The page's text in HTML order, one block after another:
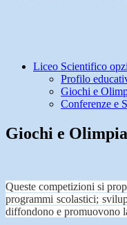
Liceo Scientifico
Profilo
Giochi e
Conferenze e
Giochi e
Queste competizioni si
programmi scolastici;
diffondono e promuovono